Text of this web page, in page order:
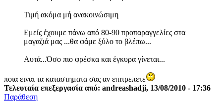
Τιμή ακόμα μή ανακοινώσιμη
Εμείς έχουμε πάνω από 80-90 προπαραγγελίες στα
μαγαζιά μας ...θα φάμε ξύλο το βλέπω...
Αυτά...Όσο πιο φρέσκα και έγκυρα γίνεται...
ποια ειναι τα καταστηματα σας αν επιτρεπετε
Τελευταία επεξεργασία από: andreashadji, 13/08/2010 - 17:36
Παράθεση